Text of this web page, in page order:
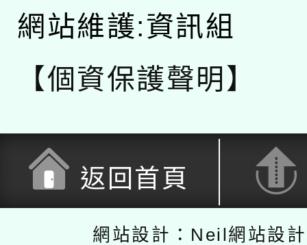
網站維護:資訊組
【個資保護聲明】
返回首頁
網站設計：Neil網站設